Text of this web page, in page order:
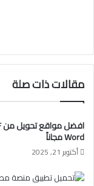
مقالات ذات صلة
Word مجاناً
أكتوبر 21, 2025